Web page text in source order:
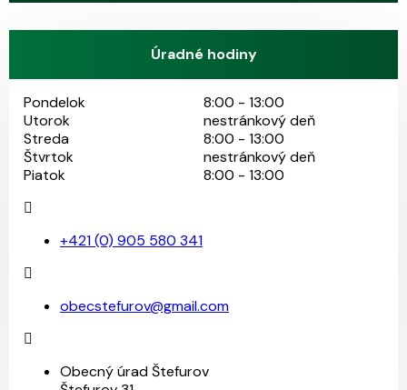
Úradné hodiny
Pondelok
8:00 - 13:00
Utorok
nestránkový deň
Streda
8:00 - 13:00
Štvrtok
nestránkový deň
Piatok
8:00 - 13:00
+421 (0) 905 580 341
obecstefurov@gmail.com
Obecný úrad Štefurov